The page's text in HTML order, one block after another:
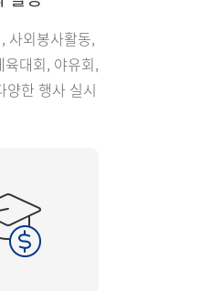
사외봉사활동,
대회, 야유회,
양한 행사 실시